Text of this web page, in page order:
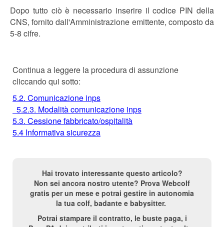
Dopo tutto ciò è necessario inserire il codice PIN della
CNS, fornito dall'Amministrazione emittente, composto da
5-8 cifre.
Continua a leggere la procedura di assunzione
cliccando qui sotto:
5.2. Comunicazione inps
5.2.3. Modalità comunicazione inps
5.3. Cessione fabbricato/ospitalità
5.4 Informativa sicurezza
Hai trovato interessante questo articolo?
Non sei ancora nostro utente? Prova Webcolf
gratis per un mese e potrai gestire in autonomia
la tua colf, badante e babysitter.
Potrai stampare il contratto, le buste paga, i